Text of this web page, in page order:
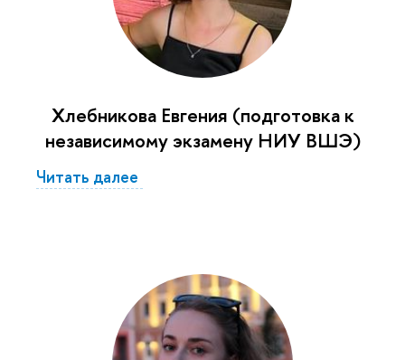
. Продолжая пользоваться сайтом, вы
подтверждаете, что были проинформированы об
использовании файлов cookies сайтом НИУ ВШЭ и согласны
с нашими правилами обработки персональных данных. Вы
можете отключить файлы cookies в настройках Вашего
браузера.
Хлебникова Евгения (подготовка к
независимому экзамену НИУ ВШЭ)
Читать далее